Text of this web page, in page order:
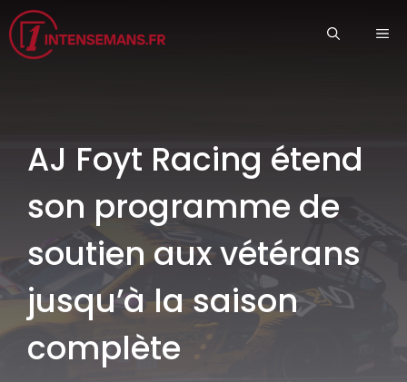
Aller
au
contenu
AJ Foyt Racing étend
son programme de
soutien aux vétérans
jusqu’à la saison
complète